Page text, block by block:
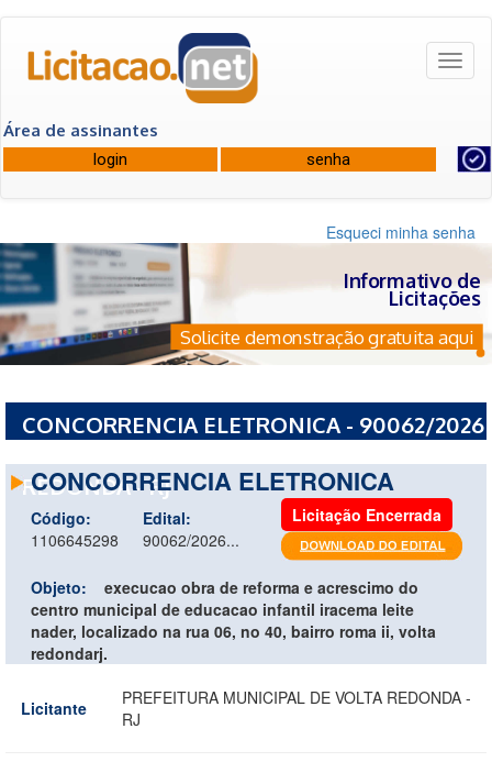
Área de assinantes
Esqueci minha senha
Informativo de
Licitações
Solicite demonstração gratuita aqui
CONCORRENCIA ELETRONICA - 90062/2026
REDONDA - RJ
CONCORRENCIA ELETRONICA
Código:
1106645298
Edital:
90062/2026...
Licitação Encerrada
Objeto:
execucao obra de reforma e acrescimo do
centro municipal de educacao infantil iracema leite
nader, localizado na rua 06, no 40, bairro roma ii, volta
redondarj.
Licitante
PREFEITURA MUNICIPAL DE VOLTA REDONDA -
RJ